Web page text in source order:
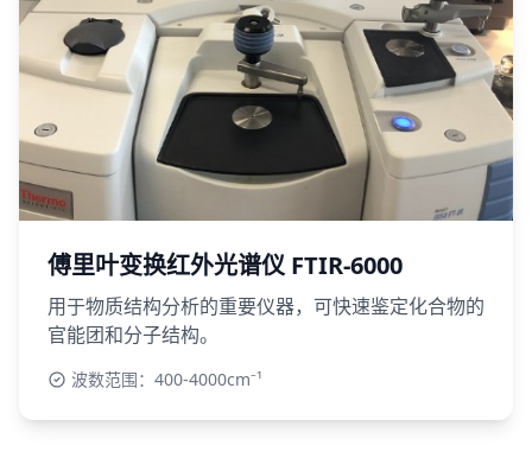
傅里叶变换红外光谱仪 FTIR-6000
用于物质结构分析的重要仪器，可快速鉴定化合物的
官能团和分子结构。
波数范围：400-4000cm⁻¹